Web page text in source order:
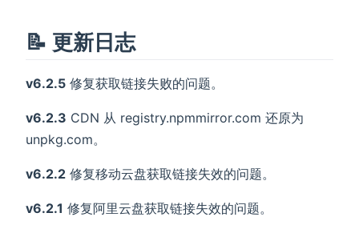
📝 更新日志
v6.2.5 修复获取链接失败的问题。
v6.2.3 CDN 从 registry.npmmirror.com 还原为
unpkg.com。
v6.2.2 修复移动云盘获取链接失效的问题。
v6.2.1 修复阿里云盘获取链接失效的问题。